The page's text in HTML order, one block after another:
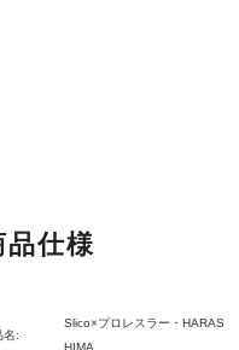
品仕様
名:
Slico×プロレスラー・HARAS
HIMA